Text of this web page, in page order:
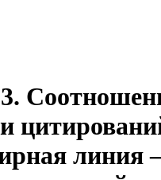
линия